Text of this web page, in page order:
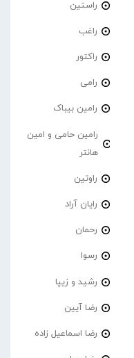
راستین
راغب
راکتور
رامی
رامین بیباک
رامین حامی و امین
هانتر
راوتین
رایان آراد
رحمان
رسوا
رشید و زیپا
رضا آیین
رضا اسماعیل زاده